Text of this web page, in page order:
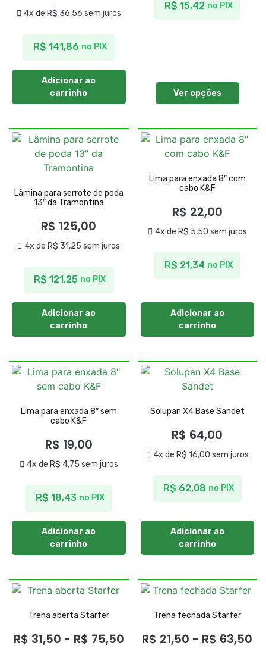
4x de R$ 36,56 sem juros
R$ 141,86 no PIX
Adicionar ao
carrinho
R$ 15,42 no PIX
Ver opções
Lâmina para serrote de poda
13″ da Tramontina
R$ 125,00
4x de R$ 31,25 sem juros
R$ 121,25 no PIX
Adicionar ao
carrinho
Lima para enxada 8″ com
cabo K&F
R$ 22,00
4x de R$ 5,50 sem juros
R$ 21,34 no PIX
Adicionar ao
carrinho
Lima para enxada 8″ sem
cabo K&F
R$ 19,00
4x de R$ 4,75 sem juros
R$ 18,43 no PIX
Adicionar ao
carrinho
Solupan X4 Base Sandet
R$ 64,00
4x de R$ 16,00 sem juros
R$ 62,08 no PIX
Adicionar ao
carrinho
Trena aberta Starfer
R$ 31,50 - R$ 75,50
Trena fechada Starfer
R$ 21,50 - R$ 63,50